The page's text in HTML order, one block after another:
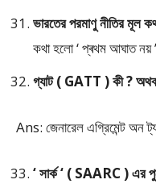
ভারতের পরমাণু নীতির মূল
কথা হলো ‘ প্ৰথম আঘাত নয়
গ্যাট ( GATT ) কী ?
Ans: জেনারেল এগ্রিমেন্ট অন
‘ সার্ক ‘ ( SAARC ) এর